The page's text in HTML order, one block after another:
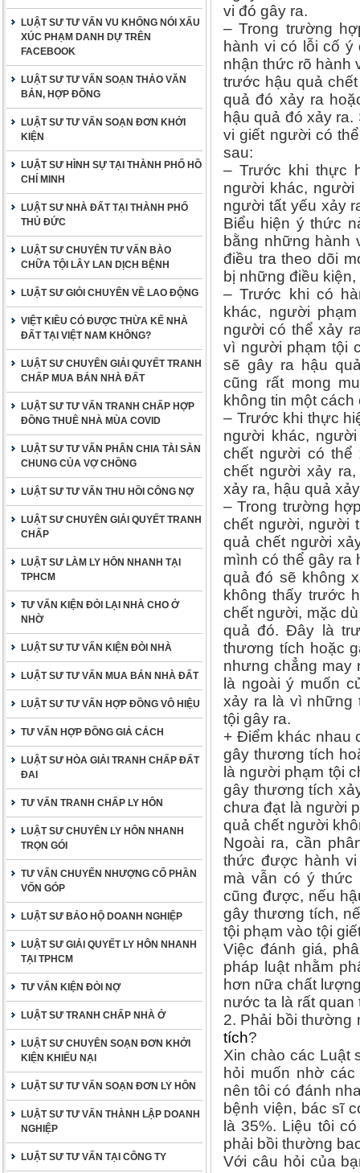
LUẬT SƯ TƯ VẤN VU KHỐNG NÓI XẤU
XÚC PHẠM DANH DỰ TRÊN
FACEBOOK
LUẬT SƯ TƯ VẤN SOẠN THẢO VĂN
BẢN, HỢP ĐỒNG
LUẬT SƯ TƯ VẤN SOẠN ĐƠN KHỞI
KIỆN
LUẬT SƯ HÌNH SỰ TẠI THÀNH PHỐ HỒ
CHÍ MINH
LUẬT SƯ NHÀ ĐẤT TẠI THÀNH PHỐ
THỦ ĐỨC
LUẬT SƯ CHUYÊN TƯ VẤN BÀO
CHỮA TỘI LÂY LAN DỊCH BỆNH
LUẬT SƯ GIỎI CHUYÊN VỀ LAO ĐỘNG
VIỆT KIỀU CÓ ĐƯỢC THỪA KẾ NHÀ
ĐẤT TẠI VIỆT NAM KHÔNG?
LUẬT SƯ CHUYÊN GIẢI QUYẾT TRANH
CHẤP MUA BÁN NHÀ ĐẤT
LUẬT SƯ TƯ VẤN TRANH CHẤP HỢP
ĐỒNG THUÊ NHÀ MÙA COVID
LUẬT SƯ TƯ VẤN PHÂN CHIA TÀI SẢN
CHUNG CỦA VỢ CHỒNG
LUẬT SƯ TƯ VẤN THU HỒI CÔNG NỢ
LUẬT SƯ CHUYÊN GIẢI QUYẾT TRANH
CHẤP
LUẬT SƯ LÀM LY HÔN NHANH TẠI
TPHCM
TƯ VẤN KIỆN ĐÒI LẠI NHÀ CHO Ở
NHỜ
LUẬT SƯ TƯ VẤN KIỆN ĐÒI NHÀ
LUẬT SƯ TƯ VẤN MUA BÁN NHÀ ĐẤT
LUẬT SƯ TƯ VẤN HỢP ĐỒNG VÔ HIỆU
TƯ VẤN HỢP ĐỒNG GIẢ CÁCH
LUẬT SƯ HÒA GIẢI TRANH CHẤP ĐẤT
ĐAI
TƯ VẤN TRANH CHẤP LY HÔN
LUẬT SƯ CHUYÊN LY HÔN NHANH
TRỌN GÓI
TƯ VẤN CHUYỂN NHƯỢNG CỔ PHẦN
VỐN GÓP
LUẬT SƯ BẢO HỘ DOANH NGHIỆP
LUẬT SƯ GIẢI QUYẾT LY HÔN NHANH
TẠI TPHCM
TƯ VẤN KIỆN ĐÒI NỢ
LUẬT SƯ TRANH CHẤP NHÀ Ở
LUẬT SƯ CHUYÊN SOẠN ĐƠN KHỞI
KIỆN KHIẾU NẠI
LUẬT SƯ TƯ VẤN SOẠN ĐƠN LY HÔN
LUẬT SƯ TƯ VẤN THÀNH LẬP DOANH
NGHIỆP
LUẬT SƯ TƯ VẤN TẠI CÔNG TY
vi đó gây ra.
– Trong trường
hành vi có lỗi cố
nhận thức rõ hành
trước hậu quả
quả đó xảy ra
hậu quả đó xảy
vi giết người có
sau:
– Trước khi thực
người khác,
người tất yếu xảy
Biểu hiện ý thức
bằng những hành
điều tra theo dõi
bị những điều
– Trước khi có
khác, người
người có thể xảy
vì người phạm tội
sẽ gây ra hậu
cũng rất mong
không tin một
– Trước khi thực
người khác,
chết người có thể
chết người xảy
xảy ra, hậu quả
– Trong trường
chết người, người
quả chết người
mình có thể gây ra
quả đó sẽ không
không thấy trước
chết người, mặc
quả đó. Đây là
thương tích hoặc
nhưng chẳng may
là ngoài ý muốn
xảy ra là vì những
tội gây ra.
+ Điểm khác nhau
gây thương tích
là người phạm tội
gây thương tích
chưa đạt là người
quả chết người
Ngoài ra, cần
thức được hành
mà vẫn có ý thức
cũng được, nếu
gây thương tích,
tội phạm vào tội
Việc đánh giá,
pháp luật nhằm
hơn nữa chất
nước ta là rất quan
2. Phải bồi
tích?
Xin chào các Luật
hỏi muốn nhờ
nên tôi có đánh
bệnh viện, bác sĩ
là 35%. Liệu tôi
phải bồi thường
Với câu hỏi của